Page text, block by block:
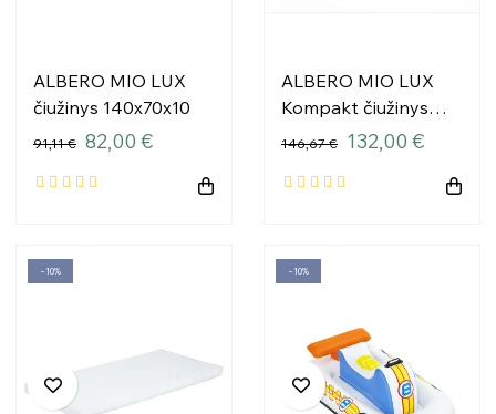
ALBERO MIO LUX
čiužinys 140x70x10
91,11 € 82,00 €
ALBERO MIO LUX
Kompakt čiužinys
vaikiškai lovytei
146,67 € 132,00 €
−10% −10%